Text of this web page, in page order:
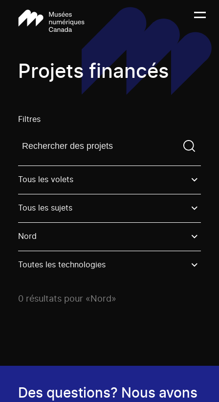
Projets financés
Filtres
Trouvez un projetVous devez saisir un terme de
Tous les volets
Tous les sujets
Nord
Toutes les technologies
0 résultats pour «Nord»
Des questions? Nous avons